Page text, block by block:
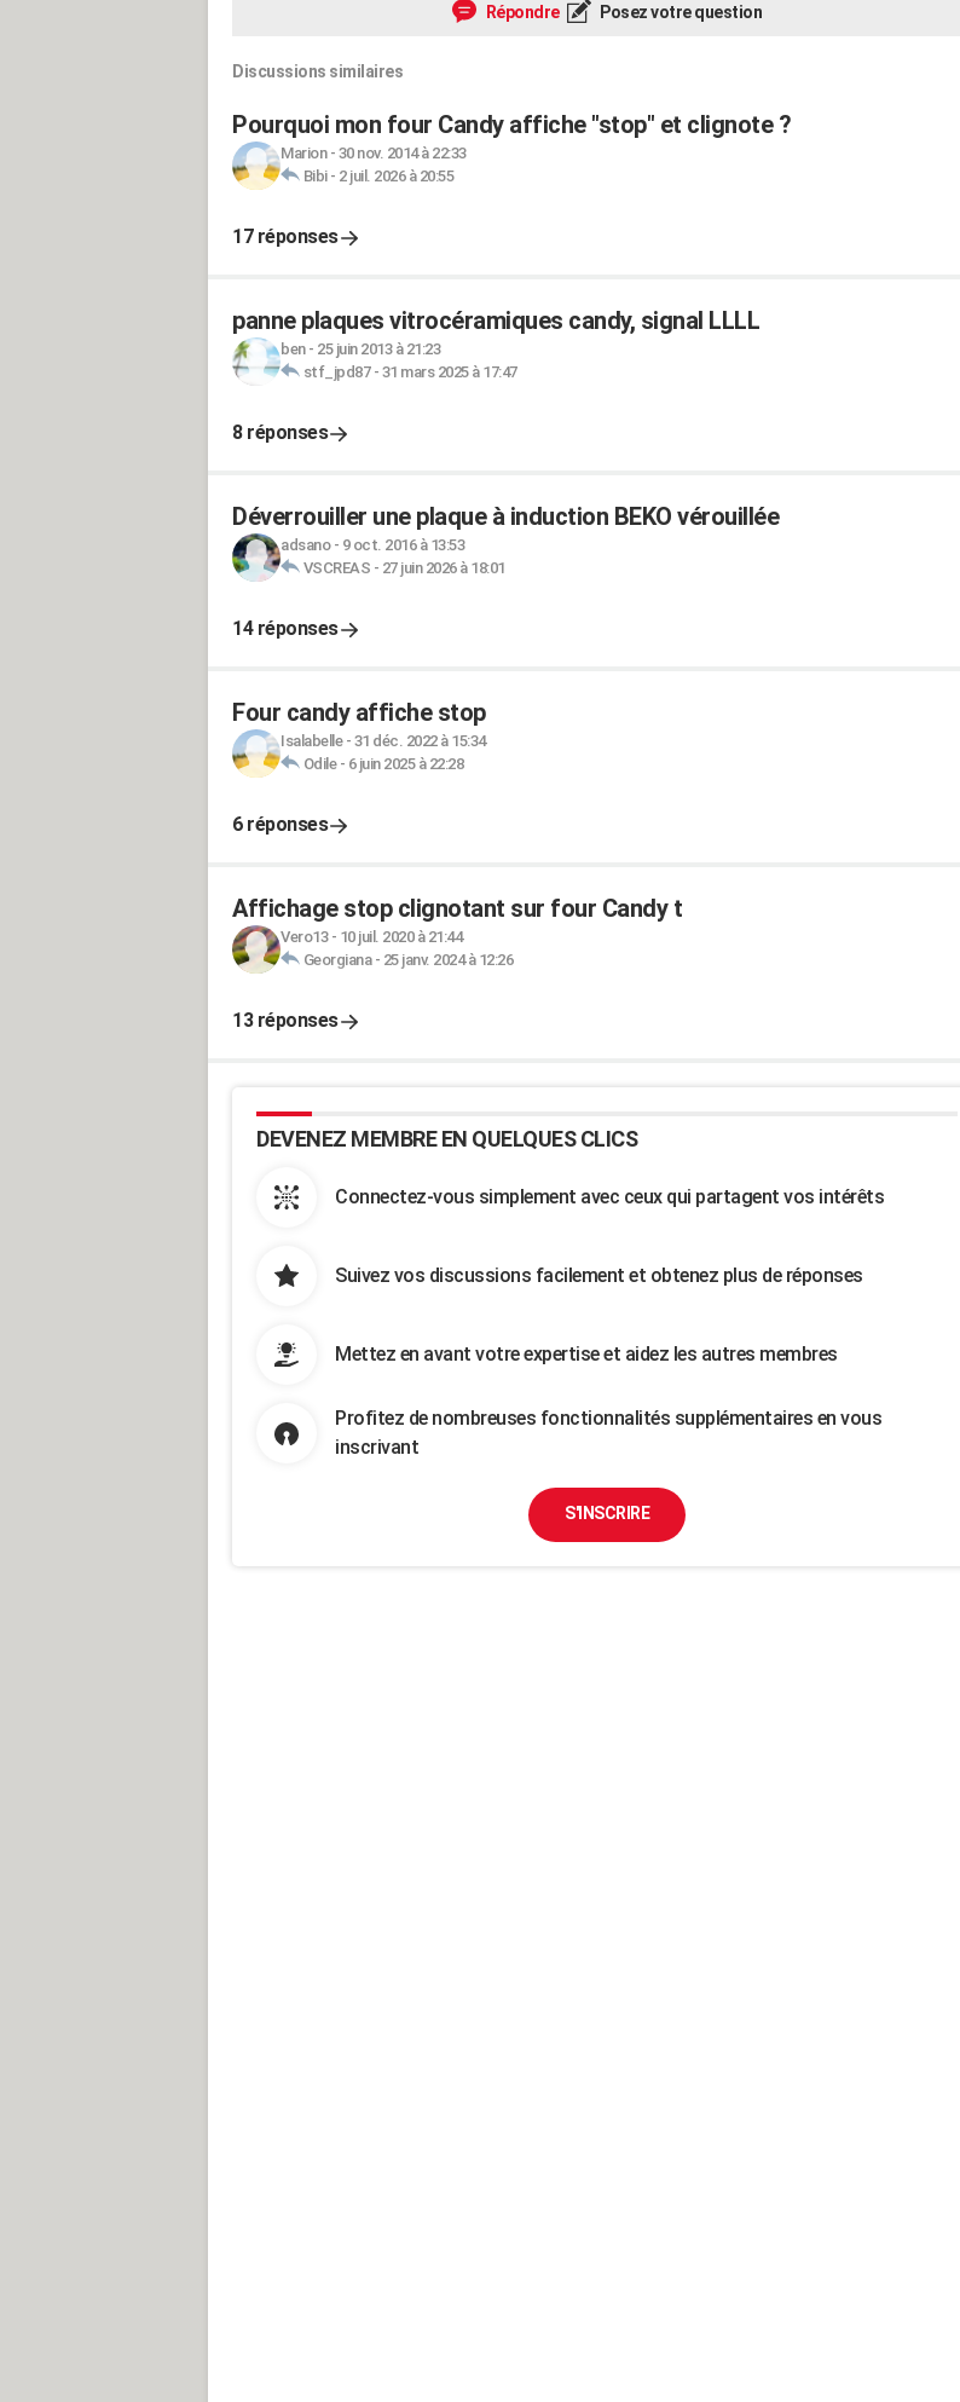
Répondre Posez votre question
Discussions similaires
Pourquoi mon four Candy affiche "stop" et clignote ?
Marion- 30 nov. 2014 à 22:33
Bibi- 2 juil. 2026 à 20:55
17 réponses
panne plaques vitrocéramiques candy, signal LLLL
ben- 25 juin 2013 à 21:23
stf_jpd87- 31 mars 2025 à 17:47
8 réponses
Déverrouiller une plaque à induction BEKO vérouillée
adsano- 9 oct. 2016 à 13:53
VSCREAS - 27 juin 2026 à 18:01
14 réponses
Four candy affiche stop
Isalabelle- 31 déc. 2022 à 15:34
Odile- 6 juin 2025 à 22:28
6 réponses
Affichage stop clignotant sur four Candy t
Vero13- 10 juil. 2020 à 21:44
Georgiana- 25 janv. 2024 à 12:26
13 réponses
DEVENEZ MEMBRE EN QUELQUES CLICS
Connectez-vous simplement avec ceux qui partagent vos intérêts
Suivez vos discussions facilement et obtenez plus de réponses
Mettez en avant votre expertise et aidez les autres membres
Profitez de nombreuses fonctionnalités supplémentaires en vous
inscrivant
S'INSCRIRE